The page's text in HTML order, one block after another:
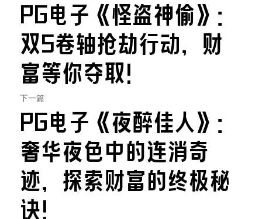
PG电子《怪盗神偷》：
双5卷轴抢劫行动，财
富等你夺取！
下一篇
PG电子《夜醉佳人》：
奢华夜色中的连消奇
迹，探索财富的终极秘
诀！